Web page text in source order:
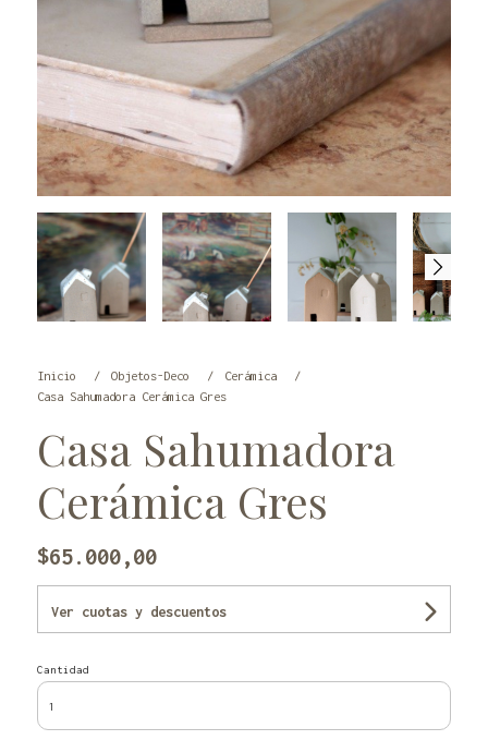
Inicio Objetos-Deco
Cerámica
Casa Sahumadora Cerámica Gres
Casa Sahumadora
Cerámica Gres
$65.000,00
Ver cuotas y descuentos
Cantidad